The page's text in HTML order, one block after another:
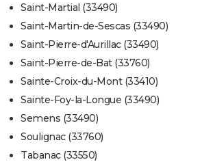
Saint-Martial (33490)
Saint-Martin-de-Sescas (33490)
Saint-Pierre-d'Aurillac (33490)
Saint-Pierre-de-Bat (33760)
Sainte-Croix-du-Mont (33410)
Sainte-Foy-la-Longue (33490)
Semens (33490)
Soulignac (33760)
Tabanac (33550)